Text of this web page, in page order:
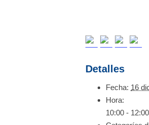
Detalles
Fecha: 16
Hora:
10:00 - 12:00